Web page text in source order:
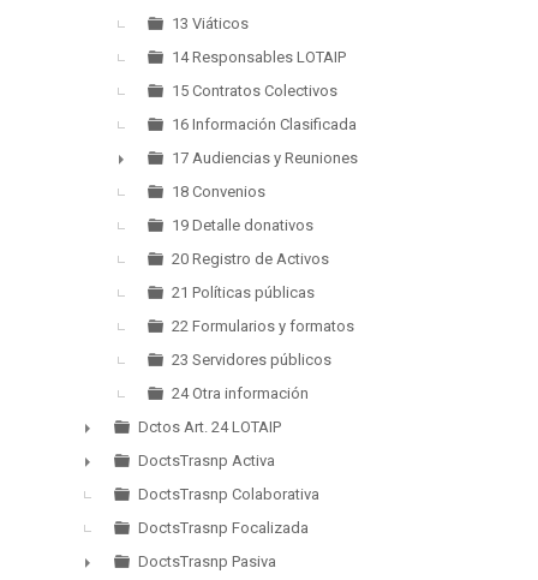
► 13 Viáticos
14 Responsables LOTAIP
15 Contratos Colectivos
16 Información Clasificada
►
17 Audiencias y Reuniones
18 Convenios
19 Detalle donativos
20 Registro de Activos
21 Políticas públicas
22 Formularios y formatos
23 Servidores públicos
24 Otra información
►
Dctos Art. 24 LOTAIP
►
DoctsTrasnp Activa
DoctsTrasnp Colaborativa
DoctsTrasnp Focalizada
DoctsTrasnp Pasiva